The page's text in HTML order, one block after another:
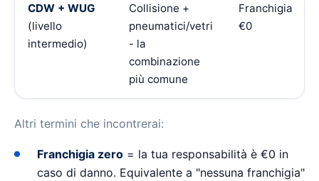
CDW + WUG
(livello
intermedio)
Collisione +
pneumatici/vetri
- la
combinazione
più comune
Franchigia
€0
Altri termini che incontrerai:
Franchigia zero = la tua responsabilità è €0 in
caso di danno. Equivalente a "nessuna franchigia"